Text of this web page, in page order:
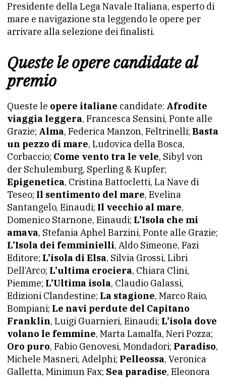
Presidente della Lega Navale Italiana, esperto di
mare e navigazione sta leggendo le opere per
arrivare alla selezione dei finalisti.
Queste le opere candidate al
premio
Queste le opere italiane candidate: Afrodite
viaggia leggera, Francesca Sensini, Ponte alle
Grazie; Alma, Federica Manzon, Feltrinelli; Basta
un pezzo di mare, Ludovica della Bosca,
Corbaccio; Come vento tra le vele, Sibyl von
der Schulemburg, Sperling & Kupfer;
Epigenetica, Cristina Battocletti, La Nave di
Teseo; Il sentimento del mare, Evelina
Santangelo, Einaudi; Il vecchio al mare,
Domenico Starnone, Einaudi; L’Isola che mi
amava, Stefania Aphel Barzini, Ponte alle Grazie;
L’Isola dei femminielli, Aldo Simeone, Fazi
Editore; L’isola di Elsa, Silvia Grossi, Libri
Dell’Arco; L’ultima crociera, Chiara Clini,
Piemme; L’Ultima isola, Claudio Galassi,
Edizioni Clandestine; La stagione, Marco Raio,
Bompiani; Le navi perdute del Capitano
Franklin, Luigi Guarnieri, Einaudi; L’isola dove
volano le femmine, Marta Lamalfa, Neri Pozza;
Oro puro, Fabio Genovesi, Mondadori; Paradiso,
Michele Masneri, Adelphi; Pelleossa, Veronica
Galletta, Minimun Fax; Sea paradise, Eleonora